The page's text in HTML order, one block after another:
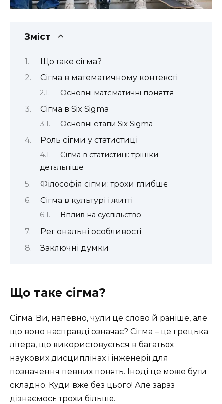
Зміст
Що таке сігма?
Сігма в математичному контексті
Основні математичні поняття
Сігма в Six Sigma
Основні етапи Six Sigma
Роль сігми у статистиці
Сігма в статистиці: трішки
детальніше
Філософія сігми: трохи глибше
Сігма в культурі і житті
Вплив на суспільство
Регіональні особливості
Заключні думки
Що таке сігма?
Сігма. Ви, напевно, чули це слово й раніше, але
що воно насправді означає? Сігма – це грецька
літера, що використовується в багатьох
наукових дисциплінах і інженерії для
позначення певних понять. Іноді це може бути
складно. Куди вже без цього! Але зараз
дізнаємось трохи більше.